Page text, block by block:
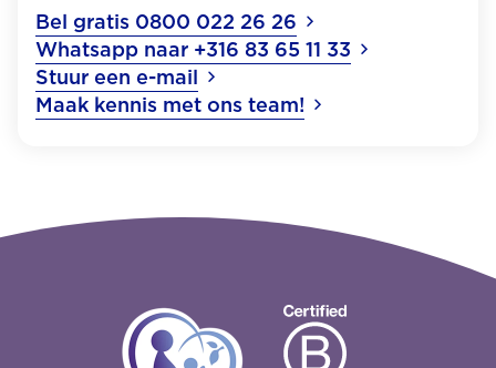
Bel gratis 0800 022 26 26
Whatsapp naar +316 83 65 11 33
Stuur een e-mail
Maak kennis met ons team!